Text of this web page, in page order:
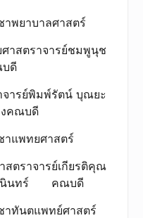
าบาลศาสตร์
จารย์ชมพูนุช
ดี
รัตน์ บุณยะ
บดี
ทยศาสตร์
ย์เกียรติคุณ
นนินทร์ คณบดี
ตแพทย์ศาสตร์